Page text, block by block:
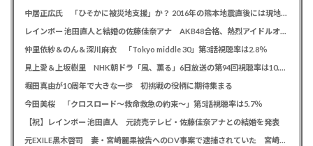
中居正広氏 「ひそかに被災地支援」か？ 2016年の熊本地震直後には現地で炊き出し 親友・松本人志の闘病に心を痛め、頻繁に連絡も
レインボー 池田直人と結婚の佐藤佳奈アナ AKB48合格、熱烈アイドルオタク「さかなちゃん」として人気に、7月末に読売テレビ退社
仲里依紗＆のん＆深川麻衣 「Tokyo middle 30」第3話視聴率は2.8％
見上愛＆上坂樹里 NHK朝ドラ「風、薫る」6日放送の第94回視聴率は10.4％
堀田真由が10周年で大きな一歩 初挑戦の役柄に期待集まる
今田美桜 「クロスロード～救命救急の約束～」第5話視聴率は5.7％
【祝】レインボー 池田直人 元読売テレビ・佐藤佳奈アナとの結婚を発表
元EXILE黒木啓司 妻・宮崎麗果被告へのDV事案で逮捕されていた 宮崎は全身打撲、頭部裂傷及び打撲、頸部損傷の怪我